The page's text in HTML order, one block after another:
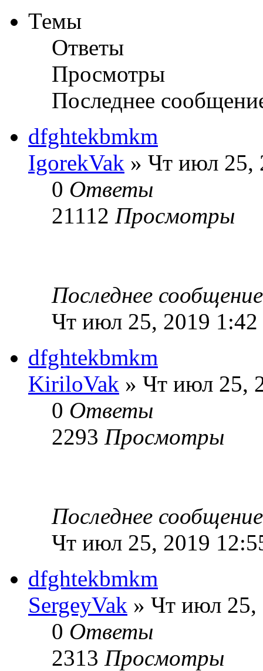
Темы
Ответы
Просмотры
Последнее
dfghtekbmkm
IgorekVak » Чт июл 25,
0 Ответы
21112 Просмотры
Последнее
Чт июл 25, 2019 1:42
dfghtekbmkm
KiriloVak » Чт июл 25,
0 Ответы
2293 Просмотры
Последнее
Чт июл 25, 2019
dfghtekbmkm
SergeyVak » Чт июл 25,
0 Ответы
2313 Просмотры